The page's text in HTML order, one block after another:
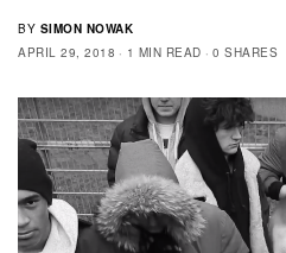
BY SIMON NOWAK
APRIL 29, 2018
1 MIN READ 0 SHARES